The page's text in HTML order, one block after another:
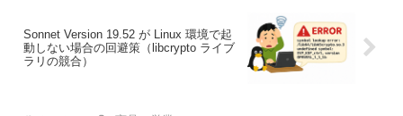
Sonnet Version 19.52 が Linux 環境で起
動しない場合の回避策（libcrypto ライブ
ラリの競合）